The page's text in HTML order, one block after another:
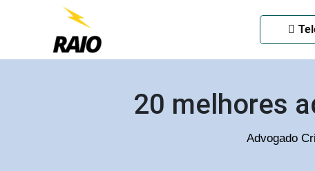
20 melhores
Advogado